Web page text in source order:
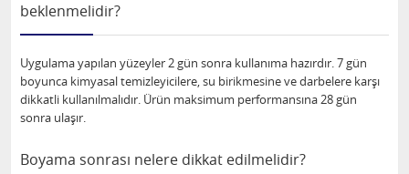
beklenmelidir?
Uygulama yapılan yüzeyler 2 gün sonra kullanıma hazırdır. 7 gün
boyunca kimyasal temizleyicilere, su birikmesine ve darbelere karşı
dikkatli kullanılmalıdır. Ürün maksimum performansına 28 gün
sonra ulaşır.
Boyama sonrası nelere dikkat edilmelidir?